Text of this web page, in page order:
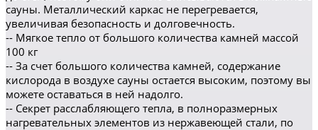
сауны. Металлический каркас не перегревается,
увеличивая безопасность и долговечность.
-- Мягкое тепло от большого количества камней массой
100 кг
-- За счет большого количества камней, содержание
кислорода в воздухе сауны остается высоким, поэтому вы
можете оставаться в ней надолго.
-- Секрет расслабляющего тепла, в полноразмерных
нагревательных элементов из нержавеющей стали, по